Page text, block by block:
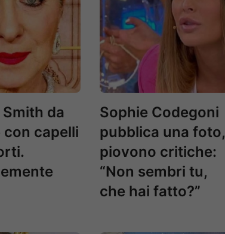
da
con capelli
Sophie Codegoni
pubblica una foto,
piovono critiche:
“Non sembri tu,
che hai fatto?”